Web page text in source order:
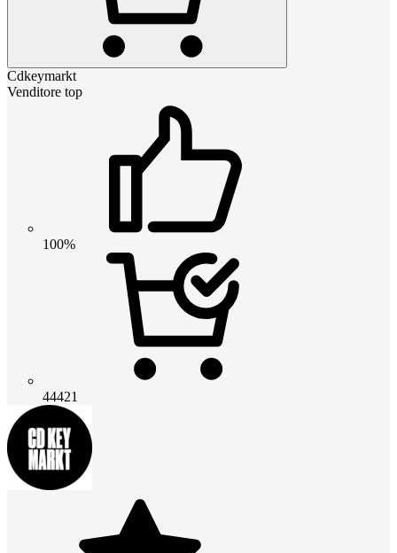
Cdkeymarkt
Venditore top
100%
44421